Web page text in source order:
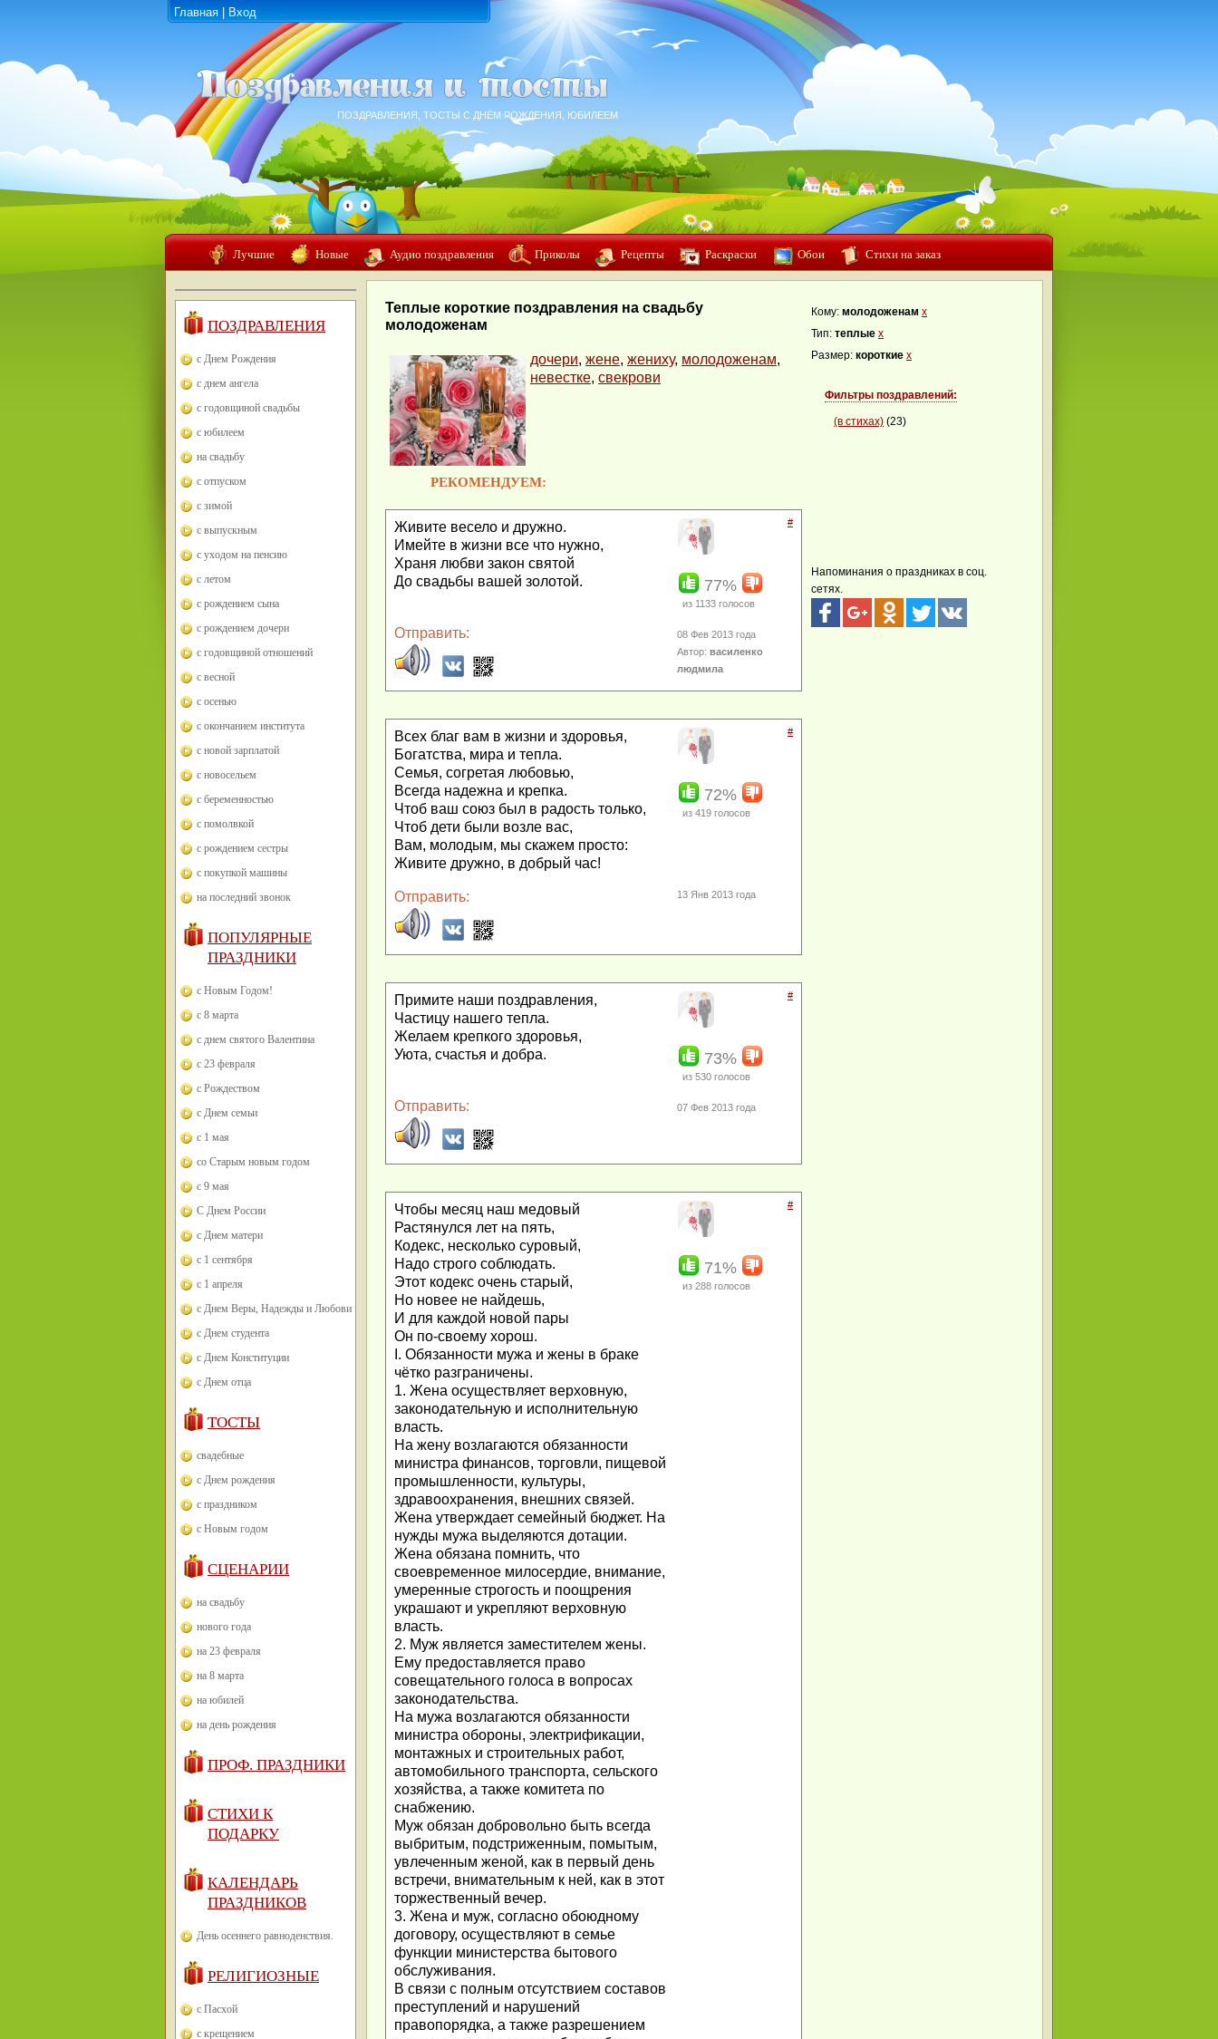
Главная Вход
ПОЗДРАВЛЕНИЯ, ТОСТЫ С ДНЁМ РОЖДЕНИЯ, ЮБИЛЕЕМ
Лучшие Новые Аудио поздравления Приколы Рецепты Раскраски Обои Стихи на заказ
ПОЗДРАВЛЕНИЯ
с Днем Рождения
с днем ангела
с годовщиной свадьбы
с юбилеем
на свадьбу
с отпуском
с зимой
с выпускным
с уходом на пенсию
с летом
с рождением сына
с рождением дочери
с годовщиной отношений
с весной
с осенью
с окончанием института
с новой зарплатой
с новосельем
с беременностью
с помолвкой
с рождением сестры
с покупкой машины
на последний звонок
ПОПУЛЯРНЫЕ
ПРАЗДНИКИ
с Новым Годом!
с 8 марта
с днем святого Валентина
с 23 февраля
с Рождеством
с Днем семьи
с 1 мая
со Старым новым годом
с 9 мая
С Днем России
с Днем матери
с 1 сентября
с 1 апреля
с Днем Веры, Надежды и Любови
с Днем студента
с Днем Конституции
с Днем отца
ТОСТЫ
свадебные
с Днем рождения
с праздником
с Новым годом
СЦЕНАРИИ
на свадьбу
нового года
на 23 февраля
на 8 марта
на юбилей
на день рождения
ПРОФ. ПРАЗДНИКИ
СТИХИ К
ПОДАРКУ
КАЛЕНДАРЬ
ПРАЗДНИКОВ
День осеннего равноденствия.
РЕЛИГИОЗНЫЕ
с Пасхой
с крещением
Теплые короткие поздравления на свадьбу
молодоженам
дочери, жене, жениху, молодоженам,
невестке, свекрови
РЕКОМЕНДУЕМ:
Живите весело и дружно.
Имейте в жизни все что нужно,
Храня любви закон святой
До свадьбы вашей золотой.
#
77%
из 1133 голосов
Отправить:
08 Фев 2013 года
Автор:василенко
людмила
Всех благ вам в жизни и здоровья,
Богатства, мира и тепла.
Семья, согретая любовью,
Всегда надежна и крепка.
Чтоб ваш союз был в радость только,
Чтоб дети были возле вас,
Вам, молодым, мы скажем просто:
Живите дружно, в добрый час!
#
72%
из 419 голосов
Отправить: 13 Янв 2013 года
Примите наши поздравления,
Частицу нашего тепла.
Желаем крепкого здоровья,
Уюта, счастья и добра.
#
73%
из 530 голосов
Отправить: 07 Фев 2013 года
Чтобы месяц наш медовый
Растянулся лет на пять,
Кодекс, несколько суровый,
Надо строго соблюдать.
Этот кодекс очень старый,
Но новее не найдешь,
И для каждой новой пары
Он по-своему хорош.
I. Обязанности мужа и жены в браке
чётко разграничены.
1. Жена осуществляет верховную,
законодательную и исполнительную
власть.
На жену возлагаются обязанности
министра финансов, торговли, пищевой
промышленности, культуры,
здравоохранения, внешних связей.
Жена утверждает семейный бюджет. На
нужды мужа выделяются дотации.
Жена обязана помнить, что
своевременное милосердие, внимание,
умеренные строгость и поощрения
украшают и укрепляют верховную
власть.
2. Муж является заместителем жены.
Ему предоставляется право
совещательного голоса в вопросах
законодательства.
На мужа возлагаются обязанности
министра обороны, электрификации,
монтажных и строительных работ,
автомобильного транспорта, сельского
хозяйства, а также комитета по
снабжению.
Муж обязан добровольно быть всегда
выбритым, подстриженным, помытым,
увлеченным женой, как в первый день
встречи, внимательным к ней, как в этот
торжественный вечер.
3. Жена и муж, согласно обоюдному
договору, осуществляют в семье
функции министерства бытового
обслуживания.
В связи с полным отсутствием составов
преступлений и нарушений
правопорядка, а также разрешением
#
71%
из 288 голосов
Кому: молодоженам x
Тип: теплые x
Размер: короткие x
Фильтры поздравлений:
(в стихах) (23)
Напоминания о праздниках в соц.
сетях.